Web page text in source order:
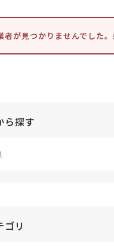
が見つかりませんでした
ら探す
リ